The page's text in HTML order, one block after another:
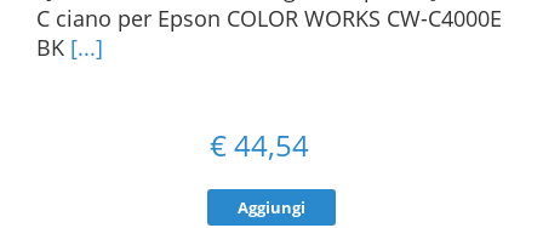
C ciano per Epson COLOR WORKS CW-C4000E
BK [...]
€44,54
Aggiungi